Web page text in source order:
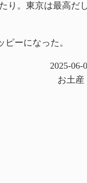
り。東京は最高だ
ーになった。
2025-06-
お土産